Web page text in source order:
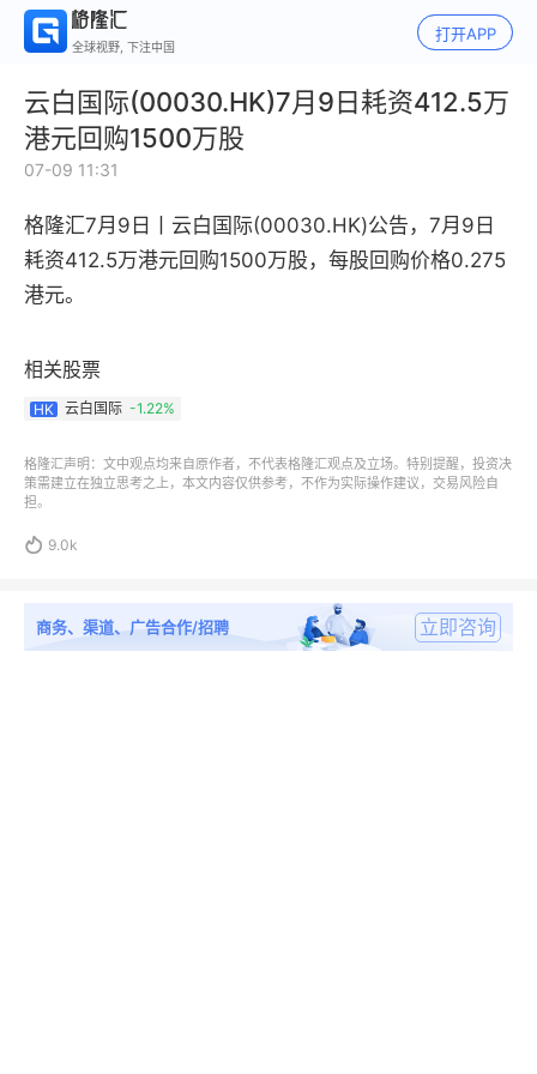
全球视野, 下注中国
打开APP
云白国际(00030.HK)7月9日耗资412.5万
港元回购1500万股
07-09 11:31
格隆汇7月9日丨 云白国际(00030.HK)公告， 7月9日
耗资412.5万港元回购1500万股，每股回购价格0.275
港元。
相关股票
HK 云白国际 -1.22%
格隆汇声明：文中观点均来自原作者，不代表格隆汇观点及立场。特别提醒，投资决
策需建立在独立思考之上，本文内容仅供参考，不作为实际操作建议，交易风险自
担。
 9.0k
商务、渠道、广告合作/招聘 立即咨询